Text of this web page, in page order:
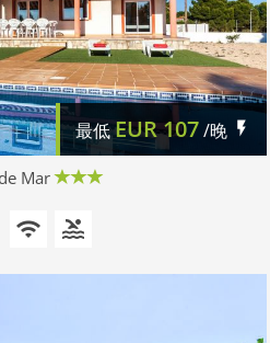
最低EUR107/晚
Mar